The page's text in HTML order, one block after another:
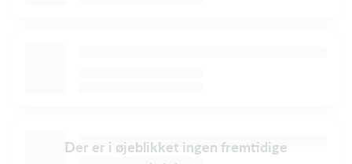
Der er i øjeblikket ingen fremtidige